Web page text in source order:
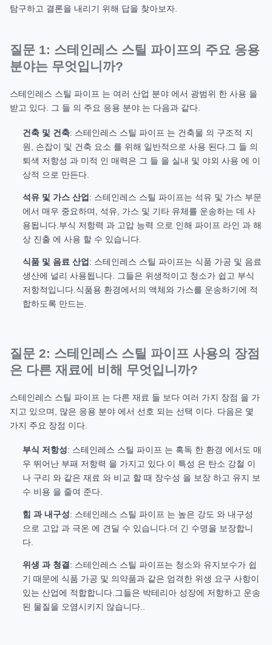
탐구하고 결론을 내리기 위해 답을 찾아보자.
질문 1: 스테인레스 스틸 파이프의 주요 응용
분야는 무엇입니까?
스테인레스 스틸 파이프 는 여러 산업 분야 에서 광범위 한 사용 을
받고 있다. 그 들 의 주요 응용 분야 는 다음과 같다.
건축 및 건축: 스테인레스 스틸 파이프 는 건축물 의 구조적 지
원, 손잡이 및 건축 요소 를 위해 일반적으로 사용 된다.그 들 의
퇴색 저항성 과 미적 인 매력은 그 들 을 실내 및 야외 사용 에 이
상적 으로 만든다.
석유 및 가스 산업: 스테인레스 스틸 파이프는 석유 및 가스 부문
에서 매우 중요하며, 석유, 가스 및 기타 유체를 운송하는 데 사
용됩니다.부식 저항력 과 고압 능력 으로 인해 파이프 라인 과 해
상 진출 에 사용 할 수 있습니다.
식품 및 음료 산업: 스테인레스 스틸 파이프는 식품 가공 및 음료
생산에 널리 사용됩니다. 그들은 위생적이고 청소가 쉽고 부식
저항적입니다.식품용 환경에서의 액체와 가스를 운송하기에 적
합하도록 만드는.
질문 2: 스테인레스 스틸 파이프 사용의 장점
은 다른 재료에 비해 무엇입니까?
스테인레스 스틸 파이프 는 다른 재료 들 보다 여러 가지 장점 을 가
지고 있으며, 많은 응용 분야 에서 선호 되는 선택 이다. 다음은 몇
가지 주요 장점 이다.
부식 저항성: 스테인레스 스틸 파이프 는 혹독 한 환경 에서도 매
우 뛰어난 부패 저항력 을 가지고 있다.이 특성 은 탄소 강철 이
나 구리 와 같은 재료 와 비교 할 때 장수성 을 보장 하고 유지 보
수 비용 을 줄여 준다.
힘 과 내구성: 스테인레스 스틸 파이프 는 높은 강도 와 내구성
으로 고압 과 극온 에 견딜 수 있습니다.더 긴 수명을 보장합니
다.
위생 과 청결 : 스테인레스 스틸 파이프는 청소와 유지보수가 쉽
기 때문에 식품 가공 및 의약품과 같은 엄격한 위생 요구 사항이
있는 산업에 적합합니다.그들은 박테리아 성장에 저항하고 운송
된 물질을 오염시키지 않습니다..